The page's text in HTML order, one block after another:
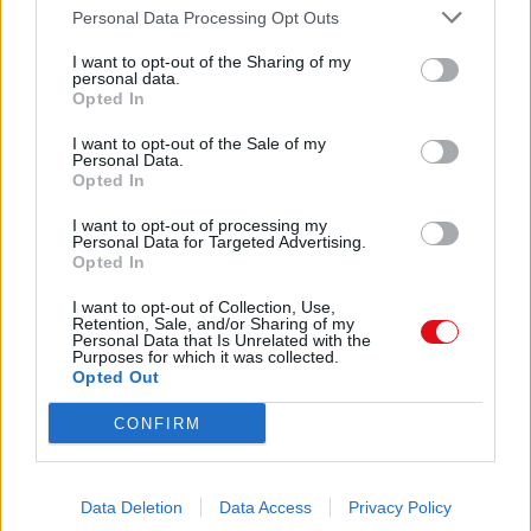
Personal Data Processing Opt Outs
I want to opt-out of the Sharing of my
personal data.
Opted In
I want to opt-out of the Sale of my
Personal Data.
Opted In
I want to opt-out of processing my
Personal Data for Targeted Advertising.
Opted In
I want to opt-out of Collection, Use,
Retention, Sale, and/or Sharing of my
Personal Data that Is Unrelated with the
Purposes for which it was collected.
Opted Out
CONFIRM
Data Deletion Data Access Privacy Policy
literatura que me parecía vergonzoso no
estado nunca en París, como esas personas
que, sin haber ido nunca a Italia,
ocurre a menudo).
Allí fue donde me di cuenta de lo fácil que me
resultaba adaptarme a las ciudades
También comprendí que sentarse en un café y
observar a los transeúntes era
río.
Esto solo ocurre en ciudades que tienen una
larga historia.
Ver pasar a las personas ante esos edificios
de formas y colores antiguos, tan
imponentes que inspiran miedo, es como ver
fluir un río.
El pavor que infunde ver el río es el pavor y la
inmensidad inescrutable que suscita
Comparte el documento
Enlace a esta página
Enlace permanente
Utilice el enlace permanente a la página de descarga del
documento para compartir su documento en Facebook,
LinkedIn.. O directamente en contacto con el correo
electrónico, Messenger, Whatsapp, Line..